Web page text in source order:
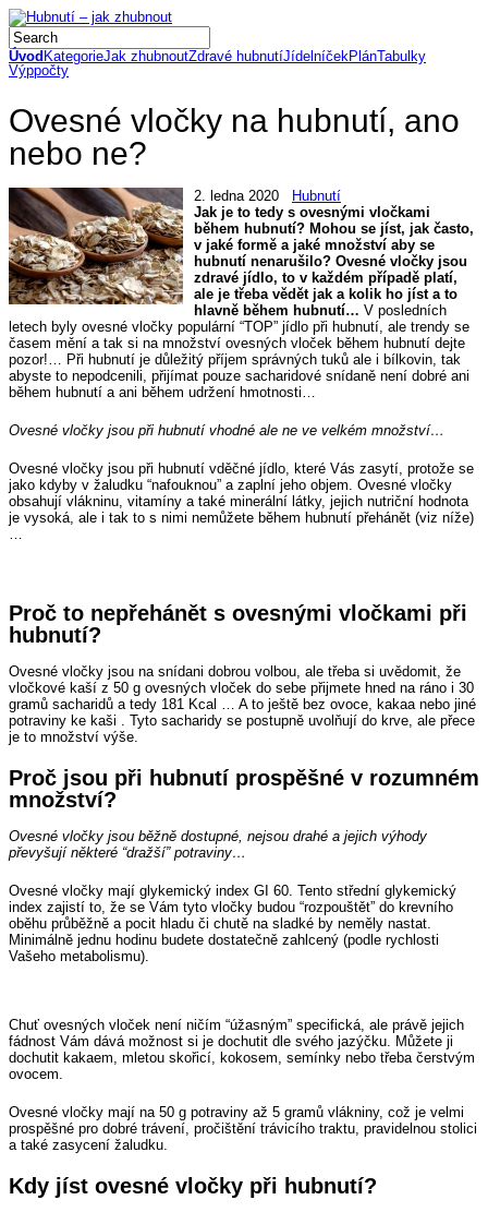
Úvod KategorieJak zhubnoutZdravé hubnutíJídelníčekPlánTabulky
Výppočty
Ovesné vločky na hubnutí, ano
nebo ne?
2. ledna 2020
Hubnutí
Jak je to tedy s ovesnými vločkami
během hubnutí? Mohou se jíst, jak často,
v jaké formě a jaké množství aby se
hubnutí nenarušilo? Ovesné vločky jsou
zdravé jídlo, to v každém případě platí,
ale je třeba vědět jak a kolik ho jíst a to
hlavně během hubnutí… V posledních
letech byly ovesné vločky populární “TOP” jídlo při hubnutí, ale trendy se
časem mění a tak si na množství ovesných vloček během hubnutí dejte
pozor!… Při hubnutí je důležitý příjem správných tuků ale i bílkovin, tak
abyste to nepodcenili, přijímat pouze sacharidové snídaně není dobré ani
během hubnutí a ani během udržení hmotnosti…
Ovesné vločky jsou při hubnutí vhodné ale ne ve velkém množství…
Ovesné vločky jsou při hubnutí vděčné jídlo, které Vás zasytí, protože se
jako kdyby v žaludku “nafouknou” a zaplní jeho objem. Ovesné vločky
obsahují vlákninu, vitamíny a také minerální látky, jejich nutriční hodnota
je vysoká, ale i tak to s nimi nemůžete během hubnutí přehánět (viz níže)
Proč to nepřehánět s ovesnými vločkami při
hubnutí?
Ovesné vločky jsou na snídani dobrou volbou, ale třeba si uvědomit, že
vločkové kaší z 50 g ovesných vloček do sebe přijmete hned na ráno i 30
gramů sacharidů a tedy 181 Kcal … A to ještě bez ovoce, kakaa nebo jiné
potraviny ke kaši . Tyto sacharidy se postupně uvolňují do krve, ale přece
je to množství výše.
Proč jsou při hubnutí prospěšné v rozumném
množství?
Ovesné vločky jsou běžně dostupné, nejsou drahé a jejich výhody
převyšují některé “dražší” potraviny…
Ovesné vločky mají glykemický index GI 60. Tento střední glykemický
index zajistí to, že se Vám tyto vločky budou “rozpouštět” do krevního
oběhu průběžně a pocit hladu či chutě na sladké by neměly nastat.
Minimálně jednu hodinu budete dostatečně zahlcený (podle rychlosti
Vašeho metabolismu).
Chuť ovesných vloček není ničím “úžasným” specifická, ale právě jejich
fádnost Vám dává možnost si je dochutit dle svého jazýčku. Můžete ji
dochutit kakaem, mletou skořicí, kokosem, semínky nebo třeba čerstvým
ovocem.
Ovesné vločky mají na 50 g potraviny až 5 gramů vlákniny, což je velmi
prospěšné pro dobré trávení, pročištění trávicího traktu, pravidelnou stolici
a také zasycení žaludku.
Kdy jíst ovesné vločky při hubnutí?